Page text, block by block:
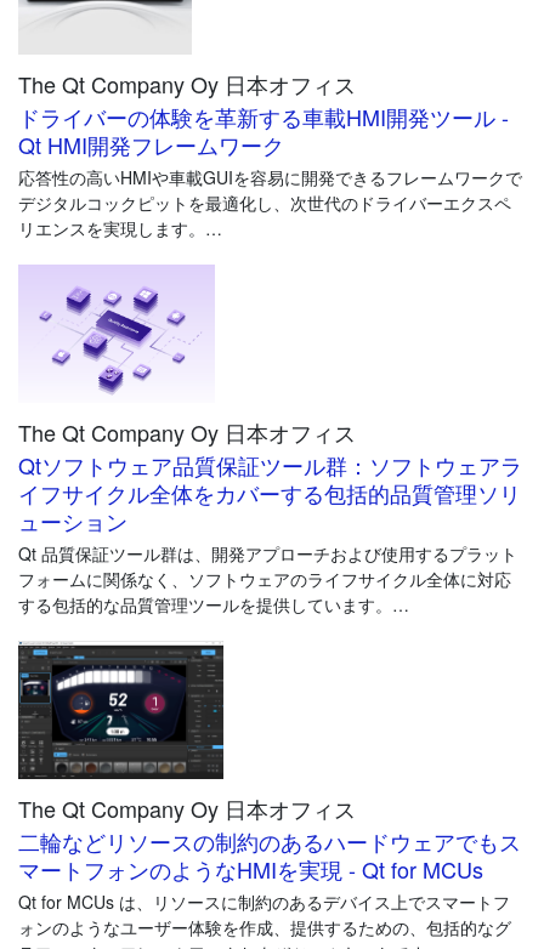
さらに、音声合成ミドルウェア ToSpeak™と組み合わせること
安全要件や、サイバーセキュリティを考慮した堅牢なソフトウェ
GPU 特有の並列処理や構造を正しく理解した解析により、車載開
発に不可欠な品質の一貫性・再現性・長期保守性を確保し、量産
開発・長期ライフサイクルを前提とした GPU ソフトウェア開発を
支援します。
The Qt Company Oy 日本オフィス
ドライバーの体験を革新する車載HMI開発ツール -
Qt HMI開発フレームワーク
応答性の高いHMIや車載GUIを容易に開発できるフレームワークで
デジタルコックピットを最適化し、次世代のドライバーエクスペ
リエンスを実現します。
デジタルメーター、HVAC、HUD、リアシートエンターテイメン
ト、インフォテイメントシステムやADASなど、単一のコードベー
スで一貫したインターフェースと操作感を実現し、異なるモデル
や画面サイズにも柔軟に対応します。
・高品質な標準化されたHMIコンポーネントを提供​
・ハードウェアに依存しない効率的なHMI作成を実現​
・市場での持続性を確保し、Qt 長期サポートによる​製品の安定性
を保証
The Qt Company Oy 日本オフィス
Qtソフトウェア品質保証ツール群：ソフトウェアラ
イフサイクル全体をカバーする包括的品質管理ソリ
ューション
Qt 品質保証ツール群は、開発アプローチおよび使用するプラット
フォームに関係なく、ソフトウェアのライフサイクル全体に対応
する包括的な品質管理ツールを提供しています。
・クロスプラットフォームのGUIテスト自動化ツール Squish
・バリデーションのためのコードカバレッジ分析ツール Coco
・結果を中央集約して分析するプラットフォーム Test Center
・持続可能性を確保するためのアーキテクチャ分析とソフトウエ
ア劣化を防ぐ静的解析ツール Axivion Suite
製品の品質保証を向上させるための重要なツールとなっていま
す。
The Qt Company Oy 日本オフィス
二輪などリソースの制約のあるハードウェアでもス
マートフォンのようなHMIを実現 - Qt for MCUs
Qt for MCUs は、リソースに制約のあるデバイス上でスマートフ
ォンのようなユーザー体験を作成、提供するための、包括的なグ